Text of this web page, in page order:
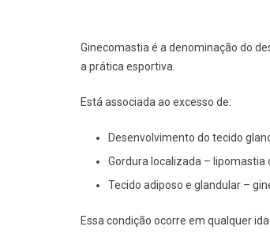
Ginecomastia é a denominação do
a prática esportiva.
Está associada ao excesso de:
Desenvolvimento do tecido
Gordura localizada – lipomastia
Tecido adiposo e glandular –
Essa condição ocorre em qualquer